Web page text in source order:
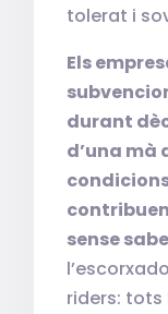
tolerat i
Els
durant
d’una mà
sense
riders: tots